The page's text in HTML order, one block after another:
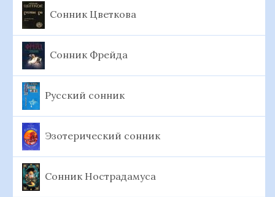
Сонник Цветкова
Сонник Фрейда
Русский сонник
Эзотерический сонник
Сонник Нострадамуса